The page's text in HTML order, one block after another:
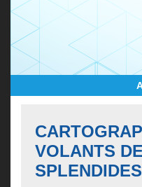
VOLANTS